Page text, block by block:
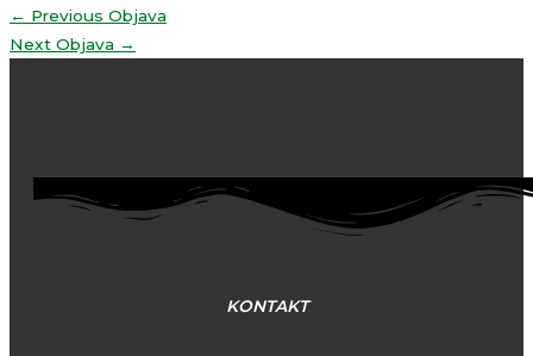
← Previous Objava
Next Objava →
KONTAKT